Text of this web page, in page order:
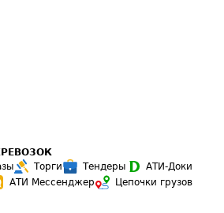
Торги Тендеры
АТИ-Доки
АТИ Мессенджер
Цепочки грузов